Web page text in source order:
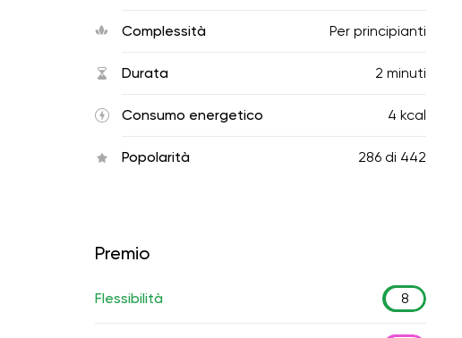
Complessità Per principianti
Durata 2 minuti
Consumo energetico 4 kcal
Popolarità 286 di 442
Premio
Flessibilità 8